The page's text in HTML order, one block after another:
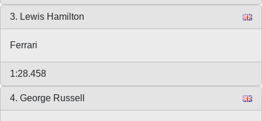
3. Lewis Hamilton
Ferrari
1:28.458
4. George Russell